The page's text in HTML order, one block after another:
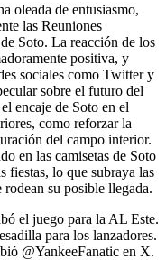
oleada de entusiasmo,
las Reuniones
Soto. La reacción de los
positiva, y
sociales como Twitter y
sobre el futuro del
encaje de Soto en el
como reforzar la
del campo interior.
en las camisetas de Soto
fiestas, lo que subraya las
rodean su posible llegada.
el juego para la AL Este.
para los lanzadores.
@YankeeFanatic en X.